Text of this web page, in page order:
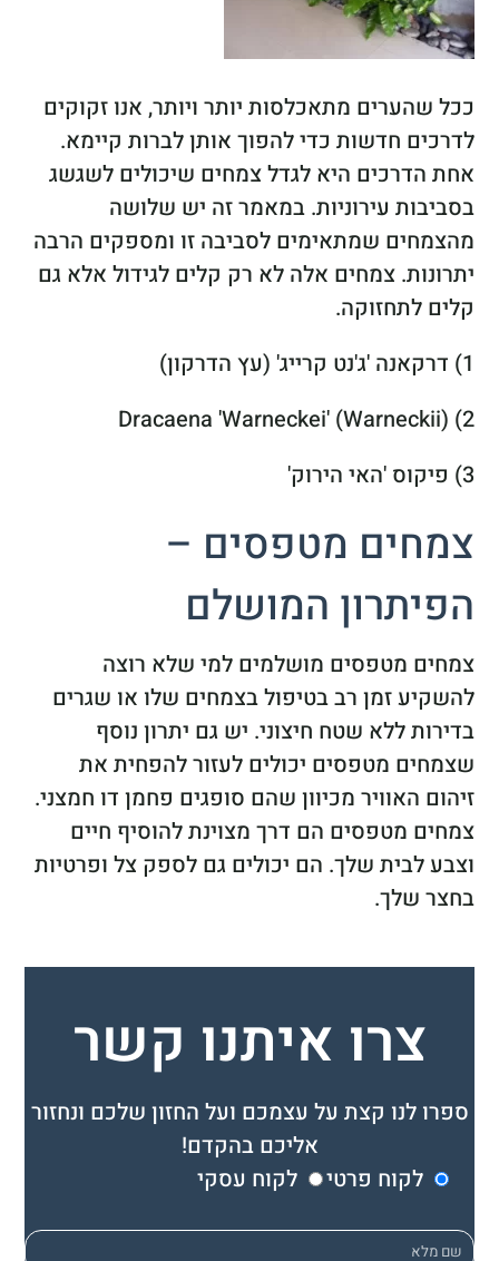
ככל שהערים מתאכלסות יותר ויותר, אנו זקוקים
לדרכים חדשות כדי להפוך אותן לברות קיימא.
אחת הדרכים היא לגדל צמחים שיכולים לשגשג
בסביבות עירוניות. במאמר זה יש שלושה
מהצמחים שמתאימים לסביבה זו ומספקים הרבה
יתרונות. צמחים אלה לא רק קלים לגידול אלא גם
קלים לתחזוקה.
1) דרקאנה 'ג'נט קרייג' (עץ הדרקון)
2) Dracaena 'Warneckei' (Warneckii)
3) פיקוס 'האי הירוק'
צמחים מטפסים –
הפיתרון המושלם
צמחים מטפסים מושלמים למי שלא רוצה
להשקיע זמן רב בטיפול בצמחים שלו או שגרים
בדירות ללא שטח חיצוני. יש גם יתרון נוסף
שצמחים מטפסים יכולים לעזור להפחית את
זיהום האוויר מכיוון שהם סופגים פחמן דו חמצני.
צמחים מטפסים הם דרך מצוינת להוסיף חיים
וצבע לבית שלך. הם יכולים גם לספק צל ופרטיות
בחצר שלך.
צרו איתנו קשר
ספרו לנו קצת על עצמכם ועל החזון שלכם ונחזור
אליכם בהקדם!
לקוח פרטי
לקוח עסקי